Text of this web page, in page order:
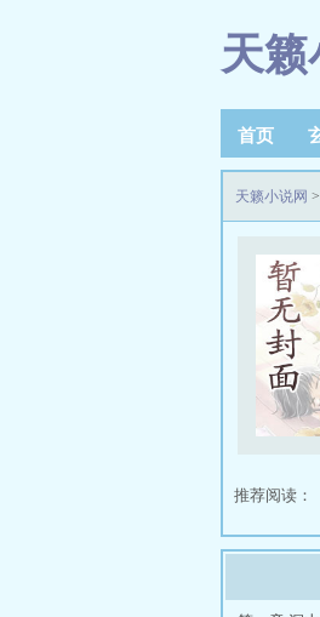
天籁
首页
天籁小说网 >
推荐阅读：